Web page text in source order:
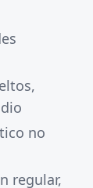
no
regular,